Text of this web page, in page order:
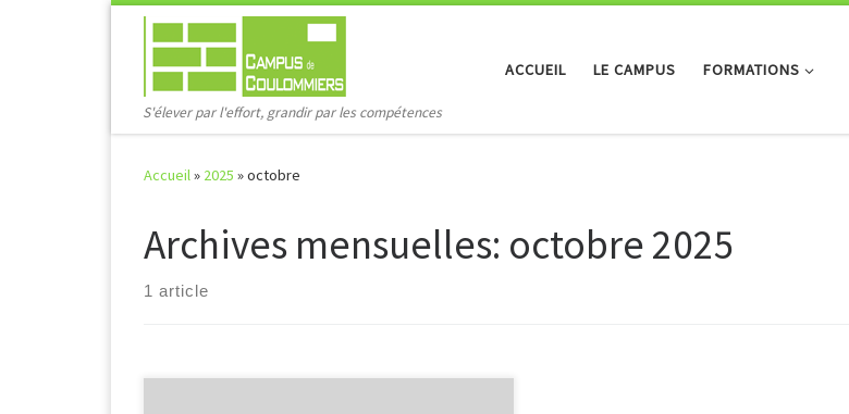
Passer au contenu
S'élever par l'effort, grandir par les compétences
ACCUEIL LE CAMPUS FORMATIONS
Accueil» 2025 »octobre
Archives mensuelles: octobre 2025
1 article